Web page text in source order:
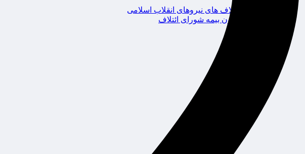
ائتلاف های نیروهای انقلاب اسلامی
کانون بیمه شورای ائتلاف